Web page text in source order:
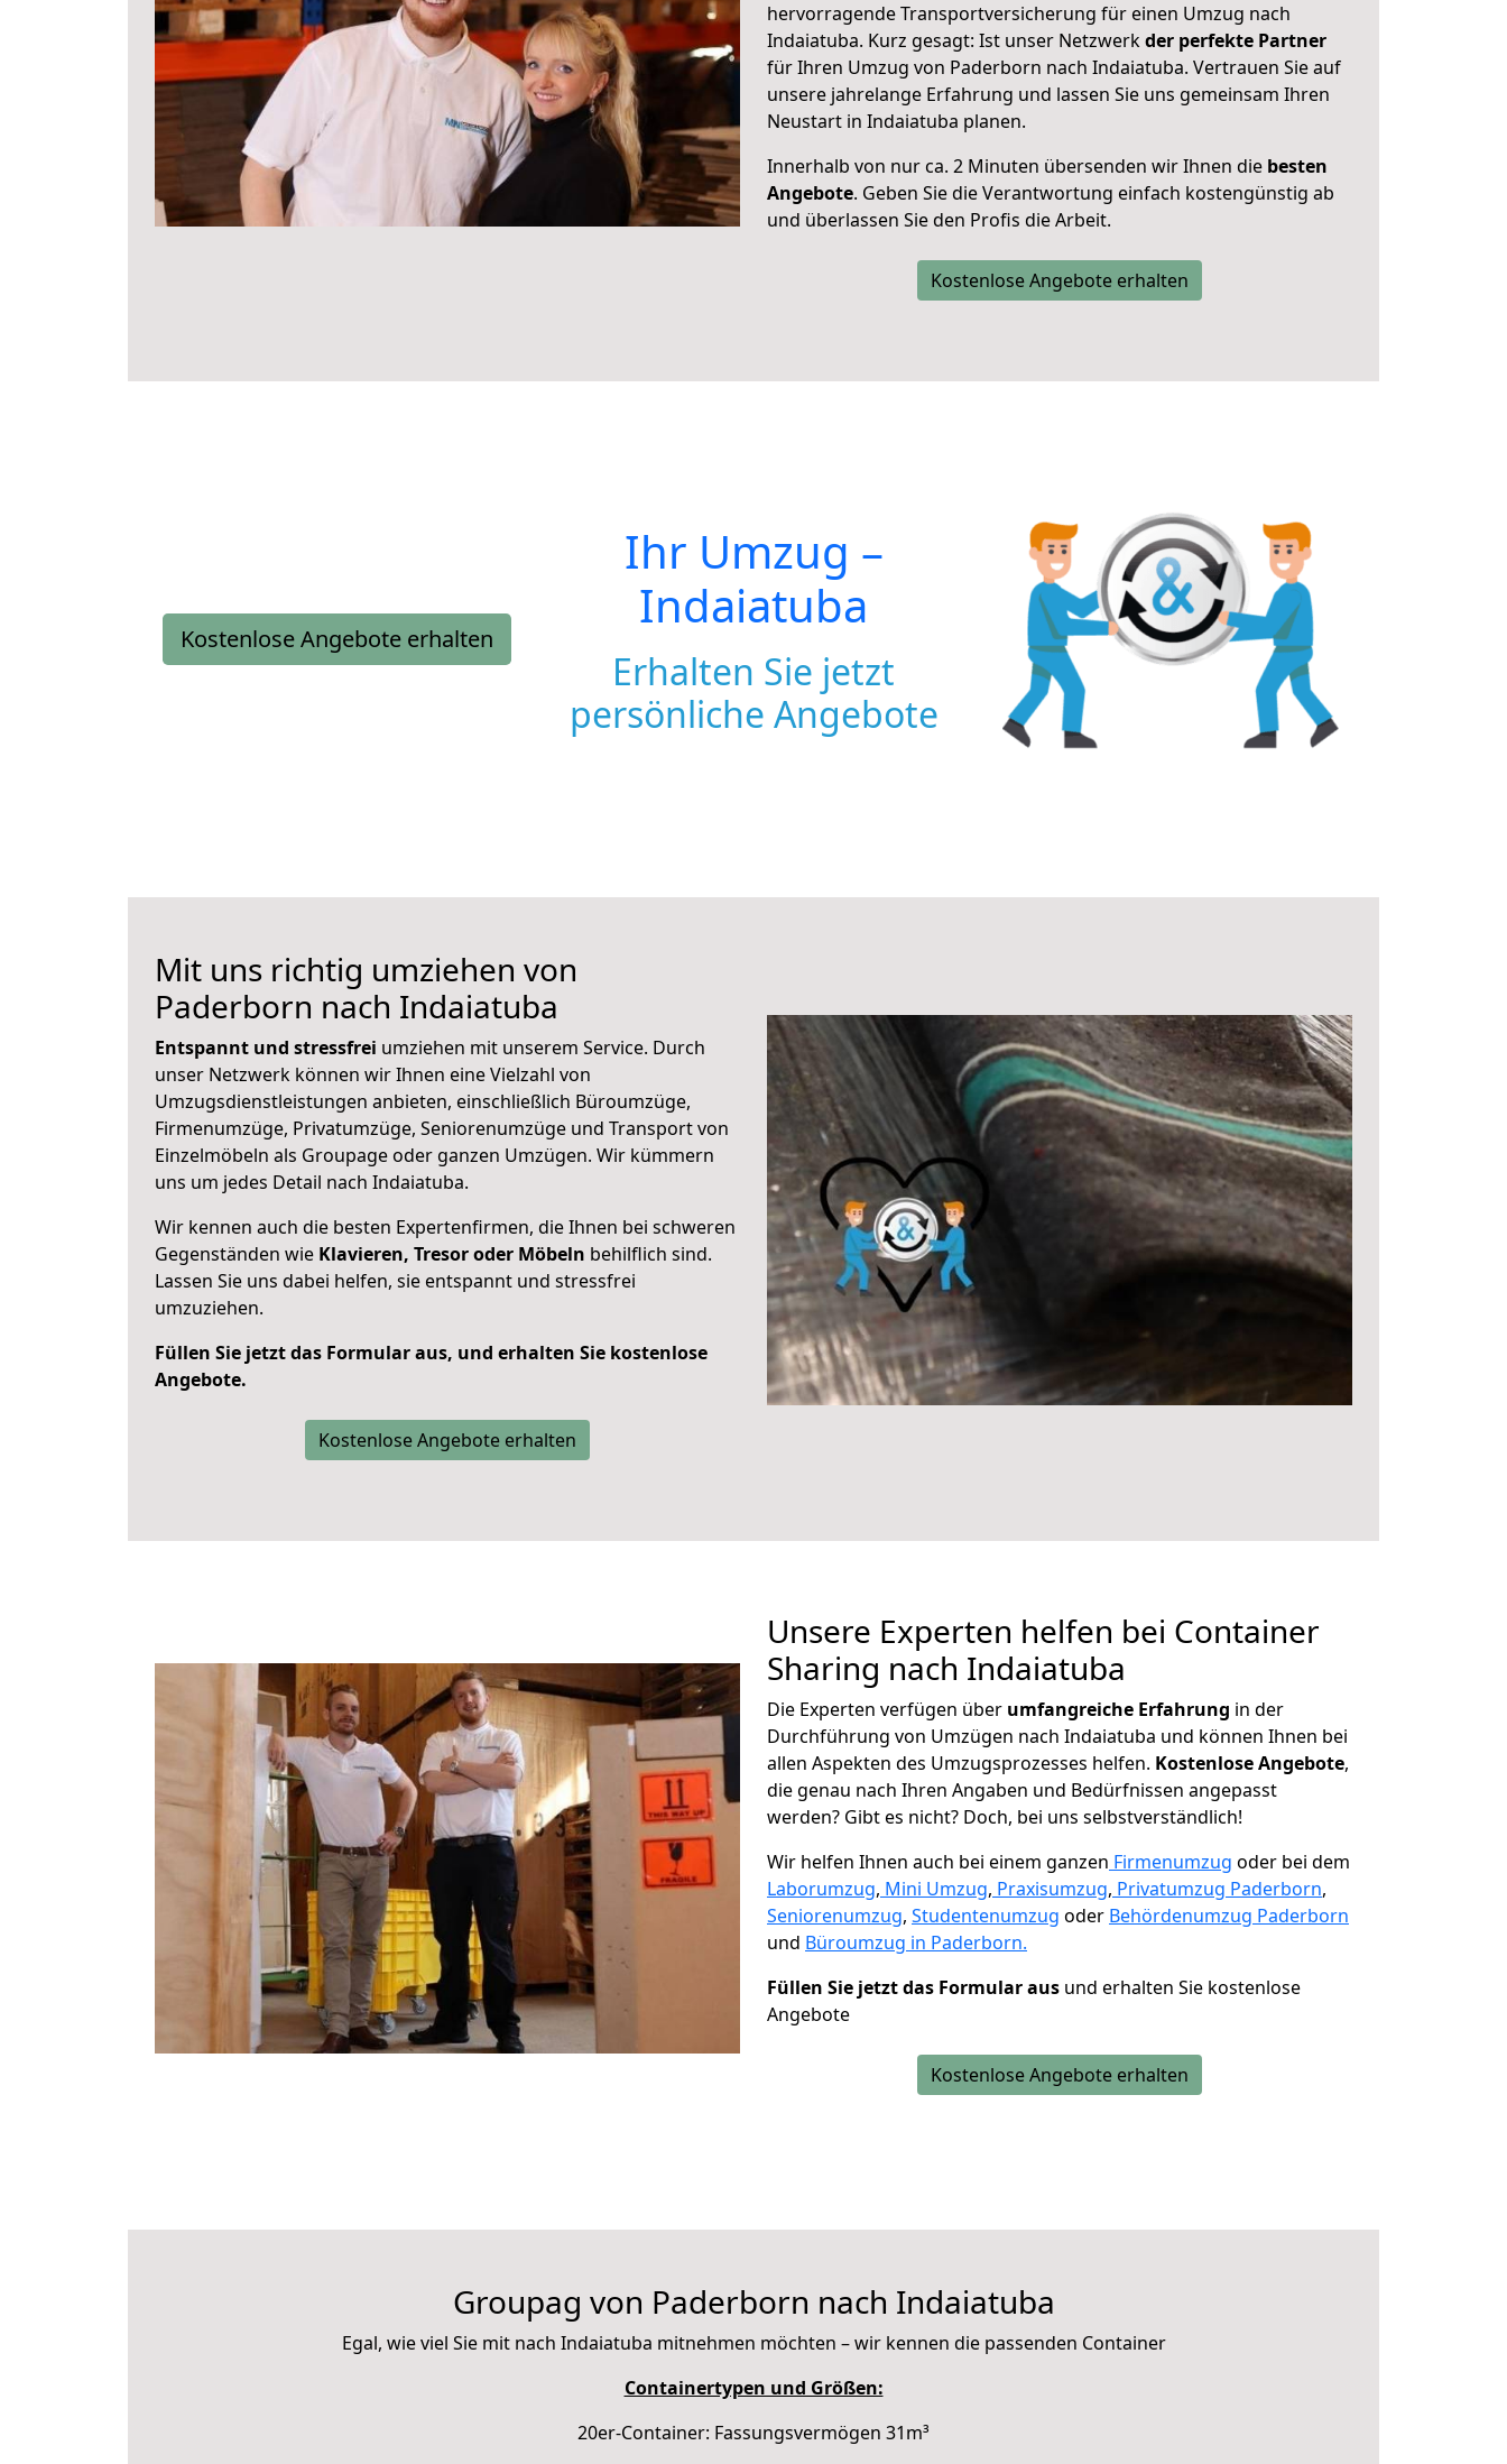
hervorragende Transportversicherung für einen Umzug nach
Indaiatuba. Kurz gesagt: Ist unser Netzwerkder perfekte Partner
für Ihren Umzug von Paderborn nach Indaiatuba. Vertrauen Sie auf
unsere jahrelange Erfahrung und lassen Sie uns gemeinsam Ihren
Neustart in Indaiatuba planen.
Innerhalb von nur ca. 2 Minuten übersenden wir Ihnen die besten
Angebote. Geben Sie die Verantwortung einfach kostengünstig ab
und überlassen Sie den Profis die Arbeit.
Kostenlose Angebote erhalten
Kostenlose Angebote erhalten
Ihr Umzug –
Indaiatuba
Erhalten Sie jetzt
persönliche Angebote
Mit uns richtig umziehen von
Paderborn nach Indaiatuba
Entspannt und stressfrei umziehen mit unserem Service. Durch
unser Netzwerk können wir Ihnen eine Vielzahl von
Umzugsdienstleistungen anbieten, einschließlich Büroumzüge,
Firmenumzüge, Privatumzüge, Seniorenumzüge und Transport von
Einzelmöbeln als Groupage oder ganzen Umzügen. Wir kümmern
uns um jedes Detail nach Indaiatuba.
Wir kennen auch die besten Expertenfirmen, die Ihnen bei schweren
Gegenständen wie Klavieren, Tresor oder Möbeln behilflich sind.
Lassen Sie uns dabei helfen, sie entspannt und stressfrei
umzuziehen.
Füllen Sie jetzt das Formular aus, und erhalten Sie kostenlose
Angebote.
Kostenlose Angebote erhalten
Unsere Experten helfen bei Container
Sharing nach Indaiatuba
Die Experten verfügen über umfangreiche Erfahrung in der
Durchführung von Umzügen nach Indaiatuba und können Ihnen bei
allen Aspekten des Umzugsprozesses helfen. Kostenlose Angebote,
die genau nach Ihren Angaben und Bedürfnissen angepasst
werden? Gibt es nicht? Doch, bei uns selbstverständlich!
Wir helfen Ihnen auch bei einem ganzen Firmenumzug oder bei dem
Laborumzug, Mini Umzug, Praxisumzug, Privatumzug Paderborn,
Seniorenumzug, Studentenumzug oder Behördenumzug Paderborn
und Büroumzug in Paderborn.
Füllen Sie jetzt das Formular aus und erhalten Sie kostenlose
Angebote
Kostenlose Angebote erhalten
Groupag von Paderborn nach Indaiatuba
Egal, wie viel Sie mit nach Indaiatuba mitnehmen möchten – wir kennen die passenden Container
Containertypen und Größen:
20er-Container: Fassungsvermögen 31m³